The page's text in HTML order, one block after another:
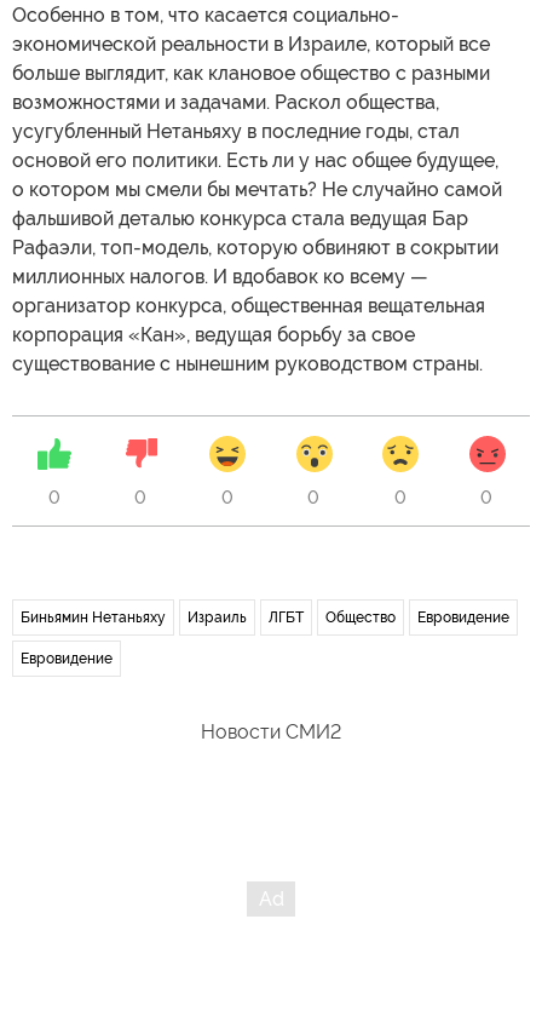
Особенно в том, что касается социально-
экономической реальности в Израиле, который все
больше выглядит, как клановое общество с разными
возможностями и задачами. Раскол общества,
усугубленный Нетаньяху в последние годы, стал
основой его политики. Есть ли у нас общее будущее,
о котором мы смели бы мечтать? Не случайно самой
фальшивой деталью конкурса стала ведущая Бар
Рафаэли, топ-модель, которую обвиняют в сокрытии
миллионных налогов. И вдобавок ко всему —
организатор конкурса, общественная вещательная
корпорация «Кан», ведущая борьбу за свое
существование с нынешним руководством страны.
0 0 0 0 0 0
Биньямин Нетаньяху Израиль ЛГБТ Общество Евровидение
Евровидение
Новости СМИ2